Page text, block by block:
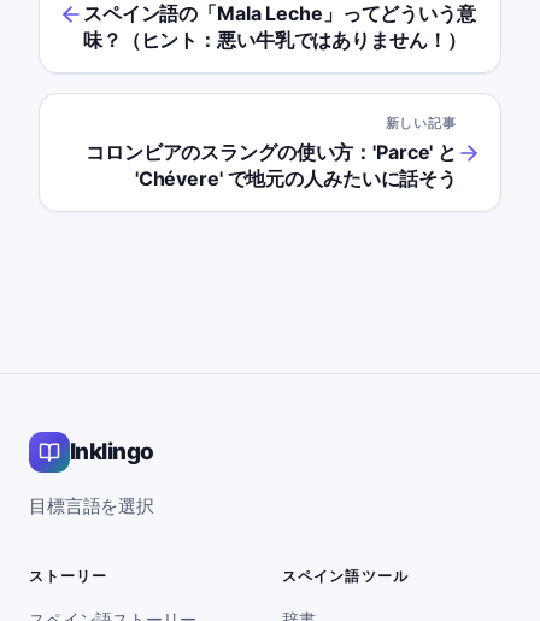
スペイン語の「Mala Leche」ってどういう意
味？（ヒント：悪い牛乳ではありません！）
新しい記事
コロンビアのスラングの使い方：'Parce' と
'Chévere' で地元の人みたいに話そう
Inklingo
目標言語を選択
ストーリー スペイン語ツール